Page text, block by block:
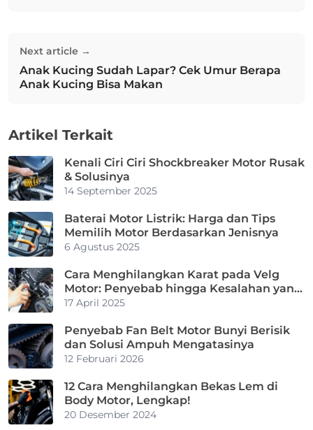
Next article →
Next post:
Anak Kucing Sudah Lapar? Cek Umur Berapa
Anak Kucing Bisa Makan
Artikel Terkait
Kenali Ciri Ciri Shockbreaker Motor Rusak
& Solusinya
14 September 2025
Baterai Motor Listrik: Harga dan Tips
Memilih Motor Berdasarkan Jenisnya
6 Agustus 2025
Cara Menghilangkan Karat pada Velg
Motor: Penyebab hingga Kesalahan yang
Harus Dihindari
17 April 2025
Penyebab Fan Belt Motor Bunyi Berisik
dan Solusi Ampuh Mengatasinya
12 Februari 2026
12 Cara Menghilangkan Bekas Lem di
Body Motor, Lengkap!
20 Desember 2024